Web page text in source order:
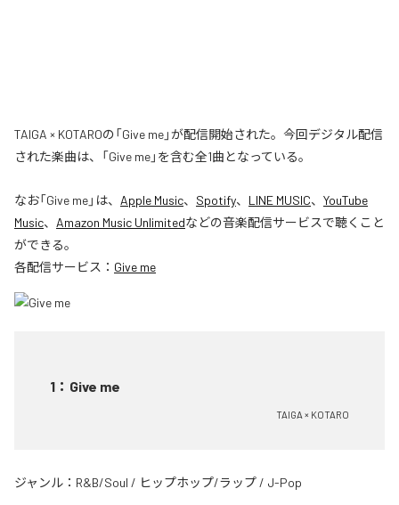
TAIGA × KOTAROの「Give me」が配信開始された。今回デジタル配信
された楽曲は、「Give me」を含む全1曲となっている。
なお「Give me」は、 Apple Music、 Spotify、 LINE MUSIC、 YouTube
Music、 Amazon Music Unlimitedなどの音楽配信サービスで聴くこと
ができる。
各配信サービス： Give me
1 ： Give me
TAIGA × KOTARO
ジャンル： R&B/Soul / ヒップホップ/ラップ / J-Pop